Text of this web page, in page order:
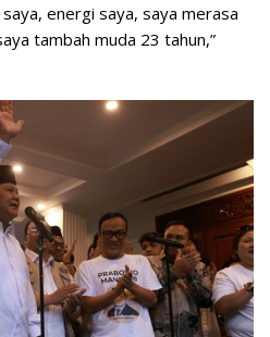
energi saya, saya merasa
tambah muda 23 tahun,”